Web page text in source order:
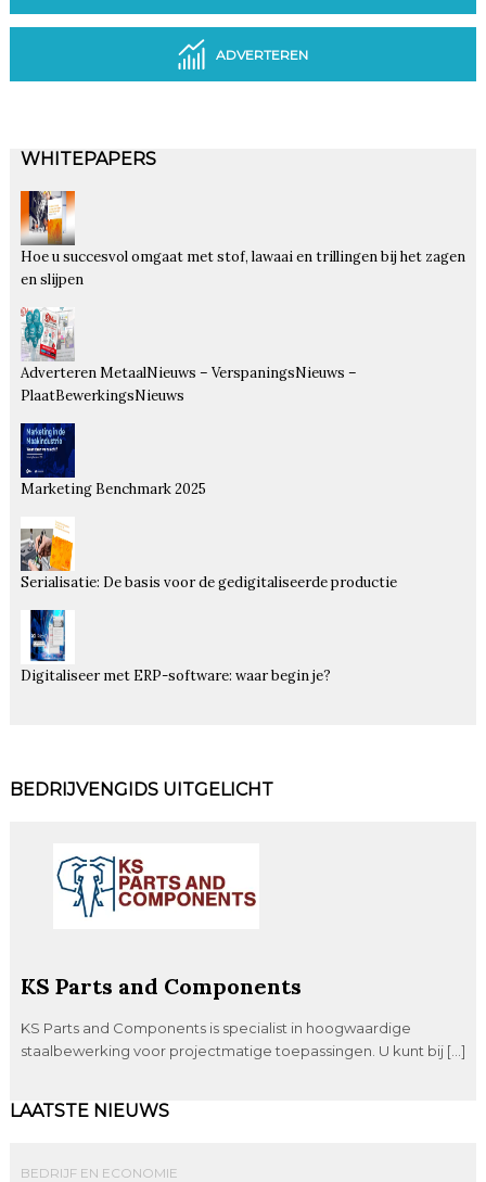
ADVERTEREN
WHITEPAPERS
Hoe u succesvol omgaat met stof, lawaai en trillingen bij het zagen
en slijpen
Adverteren MetaalNieuws – VerspaningsNieuws –
PlaatBewerkingsNieuws
Marketing Benchmark 2025
Serialisatie: De basis voor de gedigitaliseerde productie
Digitaliseer met ERP-software: waar begin je?
BEDRIJVENGIDS UITGELICHT
KS Parts and Components
KS Parts and Components is specialist in hoogwaardige
staalbewerking voor projectmatige toepassingen. U kunt bij […]
LAATSTE NIEUWS
BEDRIJF EN ECONOMIE